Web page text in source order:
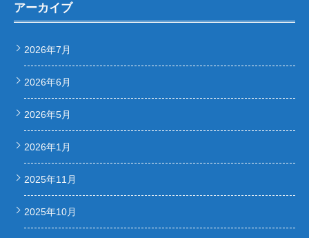
アーカイブ
2026年7月
2026年6月
2026年5月
2026年1月
2025年11月
2025年10月